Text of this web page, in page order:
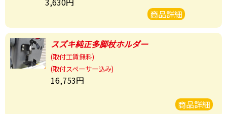
商品詳細
スズキ純正多脚杖ホルダー
(取付工賃無料)
(取付スペーサー込み)
16,753円
商品詳細